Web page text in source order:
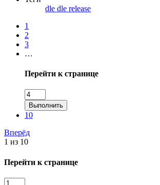
dle dle release
1
2
3
…
Перейти к странице
Выполнить
10
Вперёд
1 из 10
Перейти к странице